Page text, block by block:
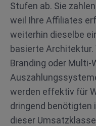
Stufen ab. Sie
weil Ihre Affiliates
weiterhin dieselbe
basierte Architektur.
Branding oder Multi-
werden effektiv für
dringend benötigten
dieser